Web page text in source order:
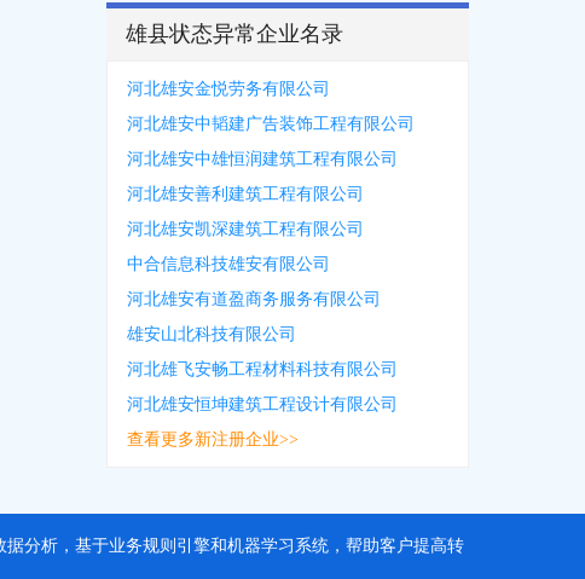
雄县状态异常企业名录
河北雄安金悦劳务有限公司
河北雄安中韬建广告装饰工程有限公司
河北雄安中雄恒润建筑工程有限公司
河北雄安善利建筑工程有限公司
河北雄安凯深建筑工程有限公司
中合信息科技雄安有限公司
河北雄安有道盈商务服务有限公司
雄安山北科技有限公司
河北雄飞安畅工程材料科技有限公司
河北雄安恒坤建筑工程设计有限公司
查看更多新注册企业>>
分析，基于业务规则引擎和机器学习系统，帮助客户提高转